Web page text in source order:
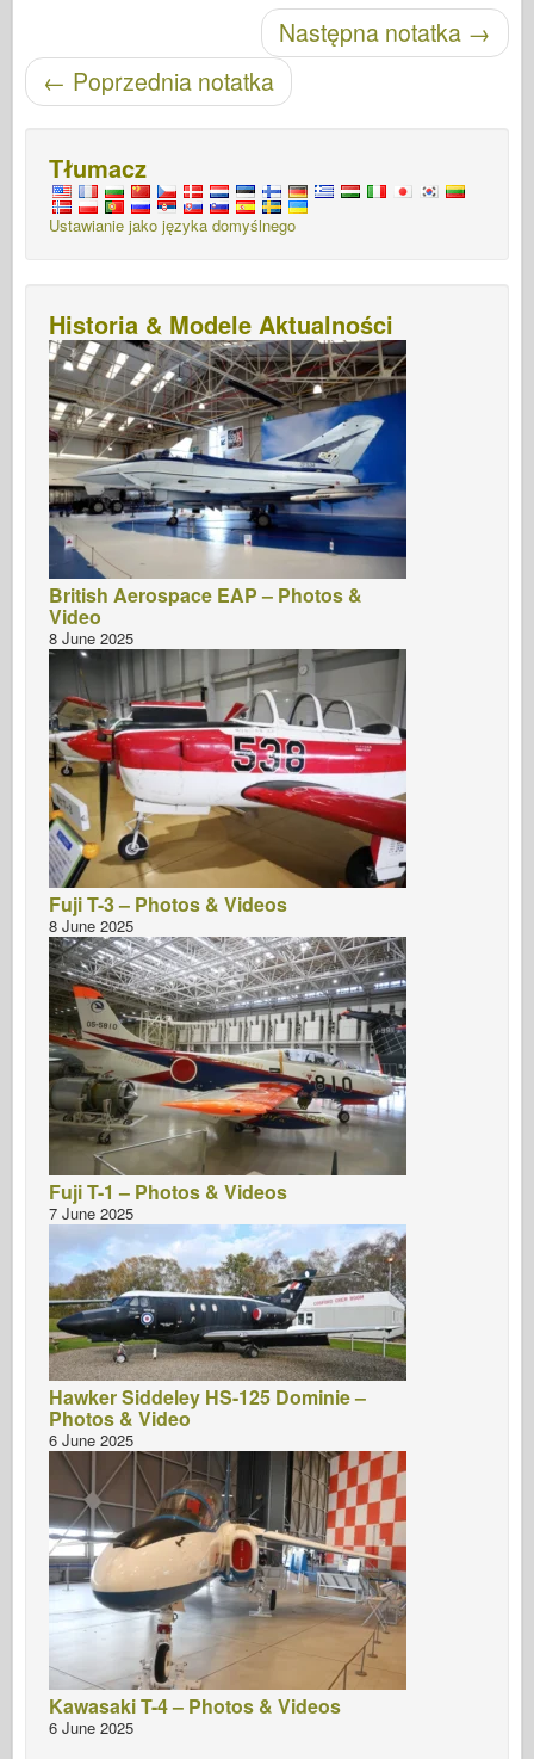
Następna notatka →
← Poprzednia notatka
Tłumacz
Ustawianie jako języka domyślnego
Historia & Modele Aktualności
British Aerospace EAP – Photos &
Video
8 June 2025
Fuji T-3 – Photos & Videos
8 June 2025
Fuji T-1 – Photos & Videos
7 June 2025
Hawker Siddeley HS-125 Dominie –
Photos & Video
6 June 2025
Kawasaki T-4 – Photos & Videos
6 June 2025